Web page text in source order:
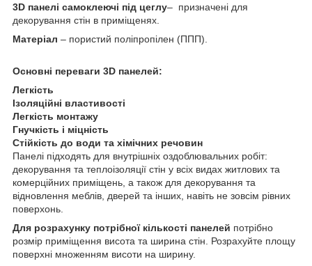
3D панелі самоклеючі під цеглу– призначені для
декорування стін в приміщенях.
Матеріал – пористий поліпропілен (ППП).
Основні переваги 3D панелей:
Легкість
Ізоляційні властивості
Легкість монтажу
Гнучкість і міцність
Стійкість до води та хімічних речовин
Панелі підходять для внутрішніх оздоблювальних робіт:
декорування та теплоізоляції стін у всіх видах житлових та
комерційних приміщень, а також для декорування та
відновлення меблів, дверей та інших, навіть не зовсім рівних
поверхонь.
Для розрахунку потрібної кількості панелей потрібно
розмір приміщення висота та ширина стін. Розрахуйте площу
поверхні множенням висоти на ширину.